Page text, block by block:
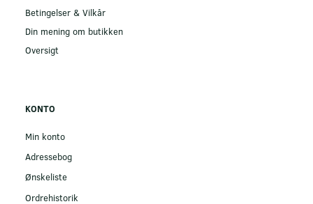
Betingelser & Vilkår
Din mening om butikken
Oversigt
KONTO
Min konto
Adressebog
Ønskeliste
Ordrehistorik